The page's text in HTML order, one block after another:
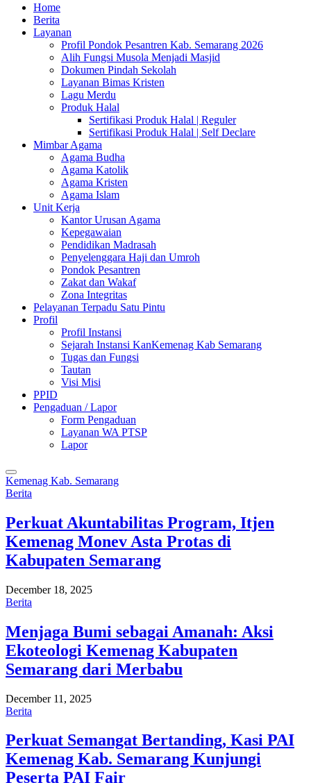
Home
Berita
Layanan
Profil Pondok Pesantren Kab. Semarang 2026
Alih Fungsi Musola Menjadi Masjid
Dokumen Pindah Sekolah
Layanan Bimas Kristen
Lagu Merdu
Produk Halal
Sertifikasi Produk Halal | Reguler
Sertifikasi Produk Halal | Self Declare
Mimbar Agama
Agama Budha
Agama Katolik
Agama Kristen
Agama Islam
Unit Kerja
Kantor Urusan Agama
Kepegawaian
Pendidikan Madrasah
Penyelenggara Haji dan Umroh
Pondok Pesantren
Zakat dan Wakaf
Zona Integritas
Pelayanan Terpadu Satu Pintu
Profil
Profil Instansi
Sejarah Instansi KanKemenag Kab Semarang
Tugas dan Fungsi
Tautan
Visi Misi
PPID
Pengaduan / Lapor
Form Pengaduan
Layanan WA PTSP
Lapor
Kemenag Kab. Semarang
Berita
Perkuat Akuntabilitas Program, Itjen
Kemenag Monev Asta Protas di
Kabupaten Semarang
December 18, 2025
Berita
Menjaga Bumi sebagai Amanah: Aksi
Ekoteologi Kemenag Kabupaten
Semarang dari Merbabu
December 11, 2025
Berita
Perkuat Semangat Bertanding, Kasi PAI
Kemenag Kab. Semarang Kunjungi
Peserta PAI Fair